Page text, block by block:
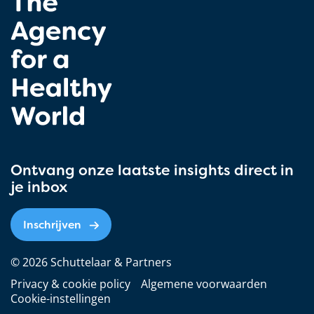
Ontvang onze laatste insights direct in
je inbox
Inschrijven
© 2026 Schuttelaar & Partners
Privacy & cookie policy
Algemene voorwaarden
Cookie-instellingen